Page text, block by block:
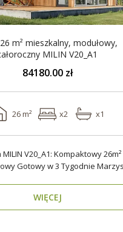
m² mieszkalny, modułowy,
całoroczny MILIN V20_A1
84180.00 zł
26 m² x2 x1
V20_A1: Kompaktowy 26m²
Gotowy w 3 Tygodnie Marzysz o
WIĘCEJ